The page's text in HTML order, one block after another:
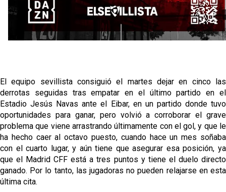
El equipo sevillista consiguió el martes dejar en cinco las
derrotas seguidas tras empatar en el último partido en el
Estadio Jesús Navas ante el Eibar, en un partido donde tuvo
oportunidades para ganar, pero volvió a corroborar el grave
problema que viene arrastrando últimamente con el gol, y que le
ha hecho caer al octavo puesto, cuando hace un mes soñaba
con el cuarto lugar, y aún tiene que asegurar esa posición, ya
que el Madrid CFF está a tres puntos y tiene el duelo directo
ganado. Por lo tanto, las jugadoras no pueden relajarse en esta
última cita.